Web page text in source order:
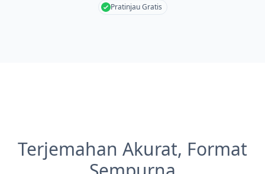
Pratinjau Gratis
Terjemahan Akurat, Format